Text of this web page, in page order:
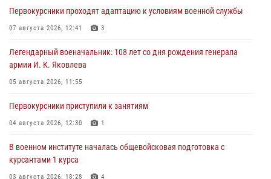
Первокурсники проходят адаптацию к условиям военной службы
07 августа 2026, 12:41 3
Легендарный военачальник: 108 лет со дня рождения генерала
армии И. К. Яковлева
05 августа 2026, 11:55
Первокурсники приступили к занятиям
04 августа 2026, 12:30 1
В военном институте началась общевойсковая подготовка с
курсантами 1 курса
03 августа 2026, 18:28 4